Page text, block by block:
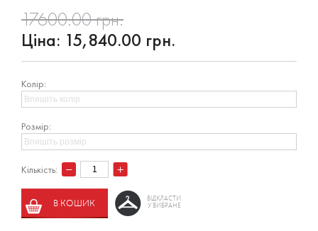
17600.00 грн.
Ціна: 15,840.00 грн.
Колір:
Розмір:
Кількість:
В КОШИК ВІДКЛАСТИ
У ВИБРАНЕ